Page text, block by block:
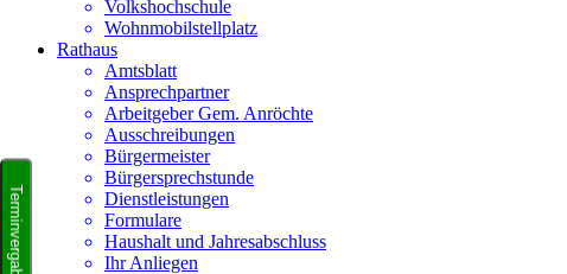
Volkshochschule
Wohnmobilstellplatz
Rathaus
Amtsblatt
Ansprechpartner
Arbeitgeber Gem. Anröchte
Ausschreibungen
Bürgermeister
Bürgersprechstunde
Dienstleistungen
Formulare
Haushalt und Jahresabschluss
Ihr Anliegen